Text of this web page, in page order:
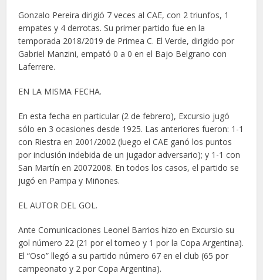
Gonzalo Pereira dirigió 7 veces al CAE, con 2 triunfos, 1
empates y 4 derrotas. Su primer partido fue en la
temporada 2018/2019 de Primea C. El Verde, dirigido por
Gabriel Manzini, empató 0 a 0 en el Bajo Belgrano con
Laferrere.
EN LA MISMA FECHA.
En esta fecha en particular (2 de febrero), Excursio jugó
sólo en 3 ocasiones desde 1925. Las anteriores fueron: 1-1
con Riestra en 2001/2002 (luego el CAE ganó los puntos
por inclusión indebida de un jugador adversario); y 1-1 con
San Martín en 20072008. En todos los casos, el partido se
jugó en Pampa y Miñones.
EL AUTOR DEL GOL.
Ante Comunicaciones Leonel Barrios hizo en Excursio su
gol número 22 (21 por el torneo y 1 por la Copa Argentina).
El “Oso” llegó a su partido número 67 en el club (65 por
campeonato y 2 por Copa Argentina).